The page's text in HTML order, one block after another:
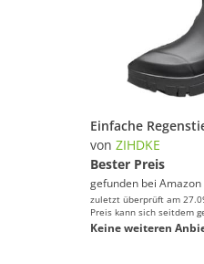
von ZIHDKE
Bester Preis
gefunden bei Amazon
zuletzt überprüft am
Preis kann sich seitdem
Keine weiteren